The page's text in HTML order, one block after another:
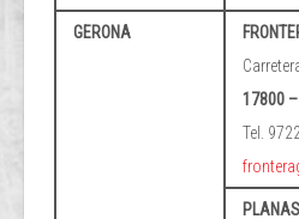
GERONA
17800 –
Tel.